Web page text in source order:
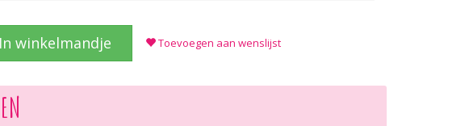
In winkelmandje Toevoegen aan wenslijst